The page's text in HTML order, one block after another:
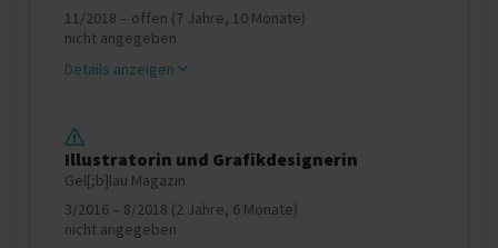
11/2018 – offen (7 Jahre, 10 Monate)
nicht angegeben
Details anzeigen
Illustratorin und Grafikdesignerin
Gel[;b]lau Magazin
3/2016 – 8/2018 (2 Jahre, 6 Monate)
nicht angegeben